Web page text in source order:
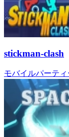
stickman-clash
モバイルパーティ